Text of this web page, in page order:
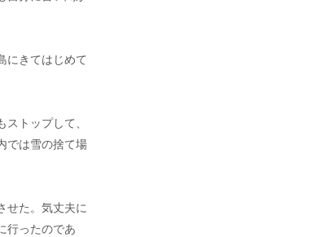
にきてはじめて
トップして、
では雪の捨て場
せた。気丈夫に
行ったのであ